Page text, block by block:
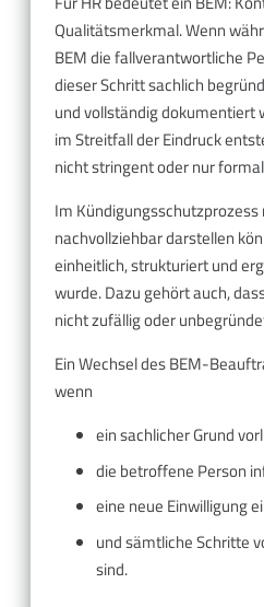
Qualitätsmerkmal. Wenn
BEM die fallverantwortliche
dieser Schritt sachlich
und vollständig dokumentiert
im Streitfall der Eindruck
nicht stringent oder nur
Im
nachvollziehbar darstellen
einheitlich, strukturiert und
wurde. Dazu gehört auch,
nicht zufällig oder
Ein Wechsel des BEM-
wenn
ein sachlicher Grund
die betroffene Person
eine neue Einwilligung
und sämtliche Schritte
sind.